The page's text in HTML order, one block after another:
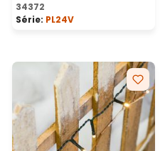
34372
Série: PL24V